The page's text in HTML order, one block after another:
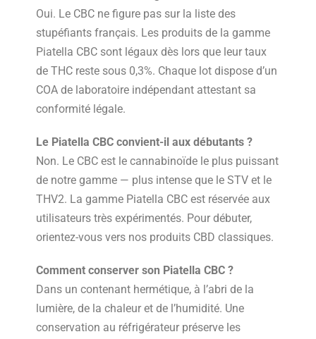
Oui. Le CBC ne figure pas sur la liste des
stupéfiants français. Les produits de la gamme
Piatella CBC sont légaux dès lors que leur taux
de THC reste sous 0,3%. Chaque lot dispose d’un
COA de laboratoire indépendant attestant sa
conformité légale.
Le Piatella CBC convient-il aux débutants ?
Non. Le CBC est le cannabinoïde le plus puissant
de notre gamme — plus intense que le STV et le
THV2. La gamme Piatella CBC est réservée aux
utilisateurs très expérimentés. Pour débuter,
orientez-vous vers nos produits CBD classiques.
Comment conserver son Piatella CBC ?
Dans un contenant hermétique, à l’abri de la
lumière, de la chaleur et de l’humidité. Une
conservation au réfrigérateur préserve les